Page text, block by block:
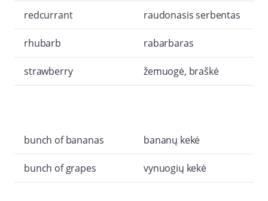
redcurrant raudonasis serbentas
rhubarb rabarbaras
strawberry žemuogė, braškė
bunch of bananas bananų kekė
bunch of grapes vynuogių kekė